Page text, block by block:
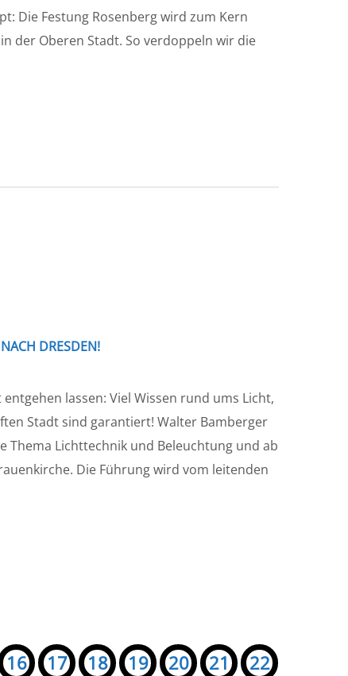
Die Festung Rosenberg wird zum Kern
der Oberen Stadt. So verdoppeln wir die
DRESDEN!
lassen: Viel Wissen rund ums Licht,
Stadt sind garantiert! Walter Bamberger
Thema Lichttechnik und Beleuchtung und ab
Die Führung wird vom leitenden
16 17 18 19 20 21
22